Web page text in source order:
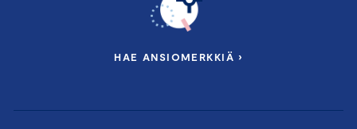
HAE ANSIOMERKKIÄ ›